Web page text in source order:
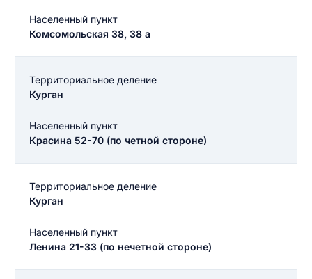
Населенный пункт
Комсомольская 38, 38 а
Территориальное деление
Курган
Населенный пункт
Красина 52-70 (по четной стороне)
Территориальное деление
Курган
Населенный пункт
Ленина 21-33 (по нечетной стороне)
Введите свой e-mail
Введите свое имя